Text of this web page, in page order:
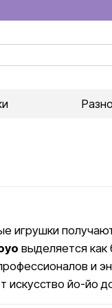
игрушки
выделяется как
и
искусство йо-йо